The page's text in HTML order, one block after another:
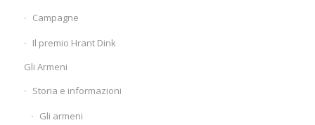
Campagne
Il premio Hrant Dink
Gli Armeni
Storia e informazioni
Gli armeni